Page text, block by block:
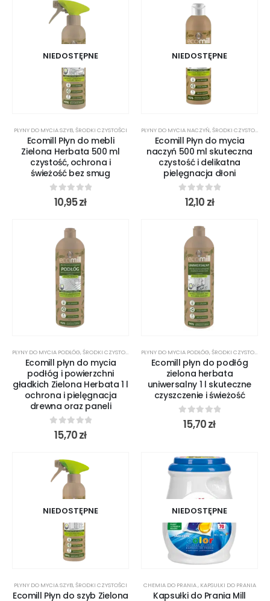
NIEDOSTĘPNE
PŁYNY DO MYCIA SZYB,ŚRODKI CZYSTOŚCI
Ecomill Płyn do mebli
Zielona Herbata 500 ml
czystość, ochrona i
świeżość bez smug
out of 5
10,95zł
NIEDOSTĘPNE
PŁYNY DO MYCIA NACZYŃ,ŚRODKI CZYSTOŚCI
Ecomill Płyn do mycia
naczyń 500 ml skuteczna
czystość i delikatna
pielęgnacja dłoni
out of 5
12,10 zł
PŁYNY DO MYCIA PODŁÓG,ŚRODKI CZYSTOŚCI
Ecomill płyn do mycia
podłóg i powierzchni
gładkich Zielona Herbata 1 l
ochrona i pielęgnacja
drewna oraz paneli
out of 5
15,70zł
PŁYNY DO MYCIA PODŁÓG,ŚRODKI CZYSTOŚCI
Ecomill płyn do podłóg
zielona herbata
uniwersalny 1 l skuteczne
czyszczenie i świeżość
out of 5
15,70zł
NIEDOSTĘPNE
PŁYNY DO MYCIA SZYB,ŚRODKI CZYSTOŚCI
Ecomill Płyn do szyb Zielona
NIEDOSTĘPNE
CHEMIA DO PRANIA, KAPSUŁKI DO PRANIA
Kapsułki do Prania Mill